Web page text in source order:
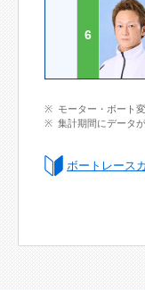
6
モーター・ボート
集計期間にデータ
ボートレース